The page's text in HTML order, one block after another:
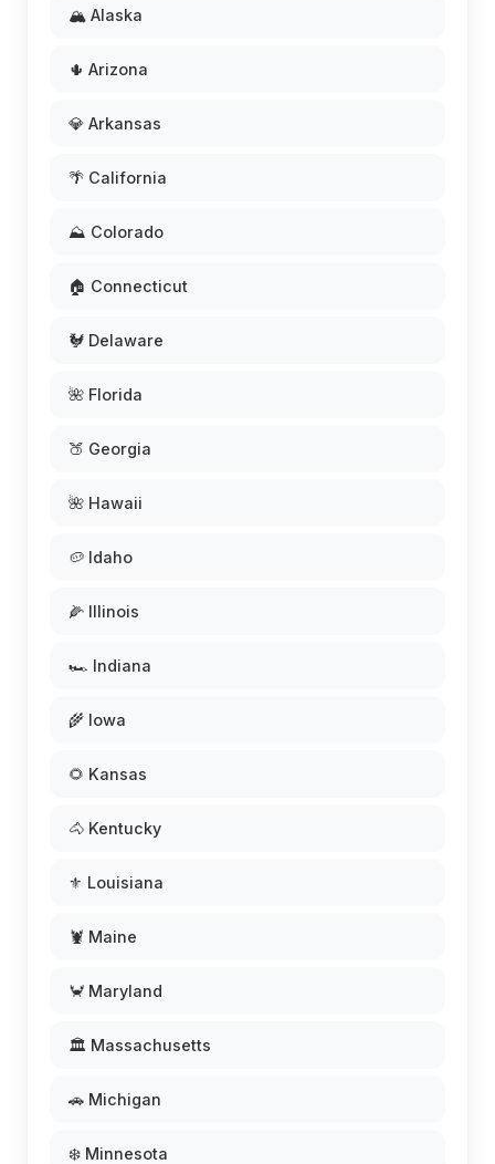
🏔️ Alaska
🌵 Arizona
💎 Arkansas
🌴 California
⛰️ Colorado
🏠 Connecticut
🐓 Delaware
🌺 Florida
🍑 Georgia
🌺 Hawaii
🥔 Idaho
🌽 Illinois
🏎️ Indiana
🌾 Iowa
🌻 Kansas
🐴 Kentucky
⚜️ Louisiana
🦞 Maine
🦀 Maryland
🏛️ Massachusetts
🚗 Michigan
❄️ Minnesota